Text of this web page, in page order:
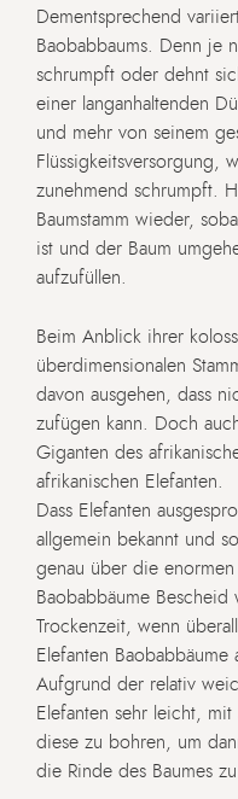
Dementsprechend
Baobabbaums. Denn je
schrumpft oder dehnt
einer langanhaltenden
und mehr von seinem
Flüssigkeitsversorgung,
zunehmend schrumpft.
Baumstamm wieder,
ist und der Baum
aufzufüllen.
Beim Anblick ihrer
überdimensionalen
davon ausgehen, dass
zufügen kann. Doch
Giganten des
afrikanischen Elefanten.
Dass Elefanten
allgemein bekannt und
genau über die
Baobabbäume
Trockenzeit, wenn
Elefanten
Aufgrund der relativ
Elefanten sehr leicht,
diese zu bohren, um
die Rinde des Baumes